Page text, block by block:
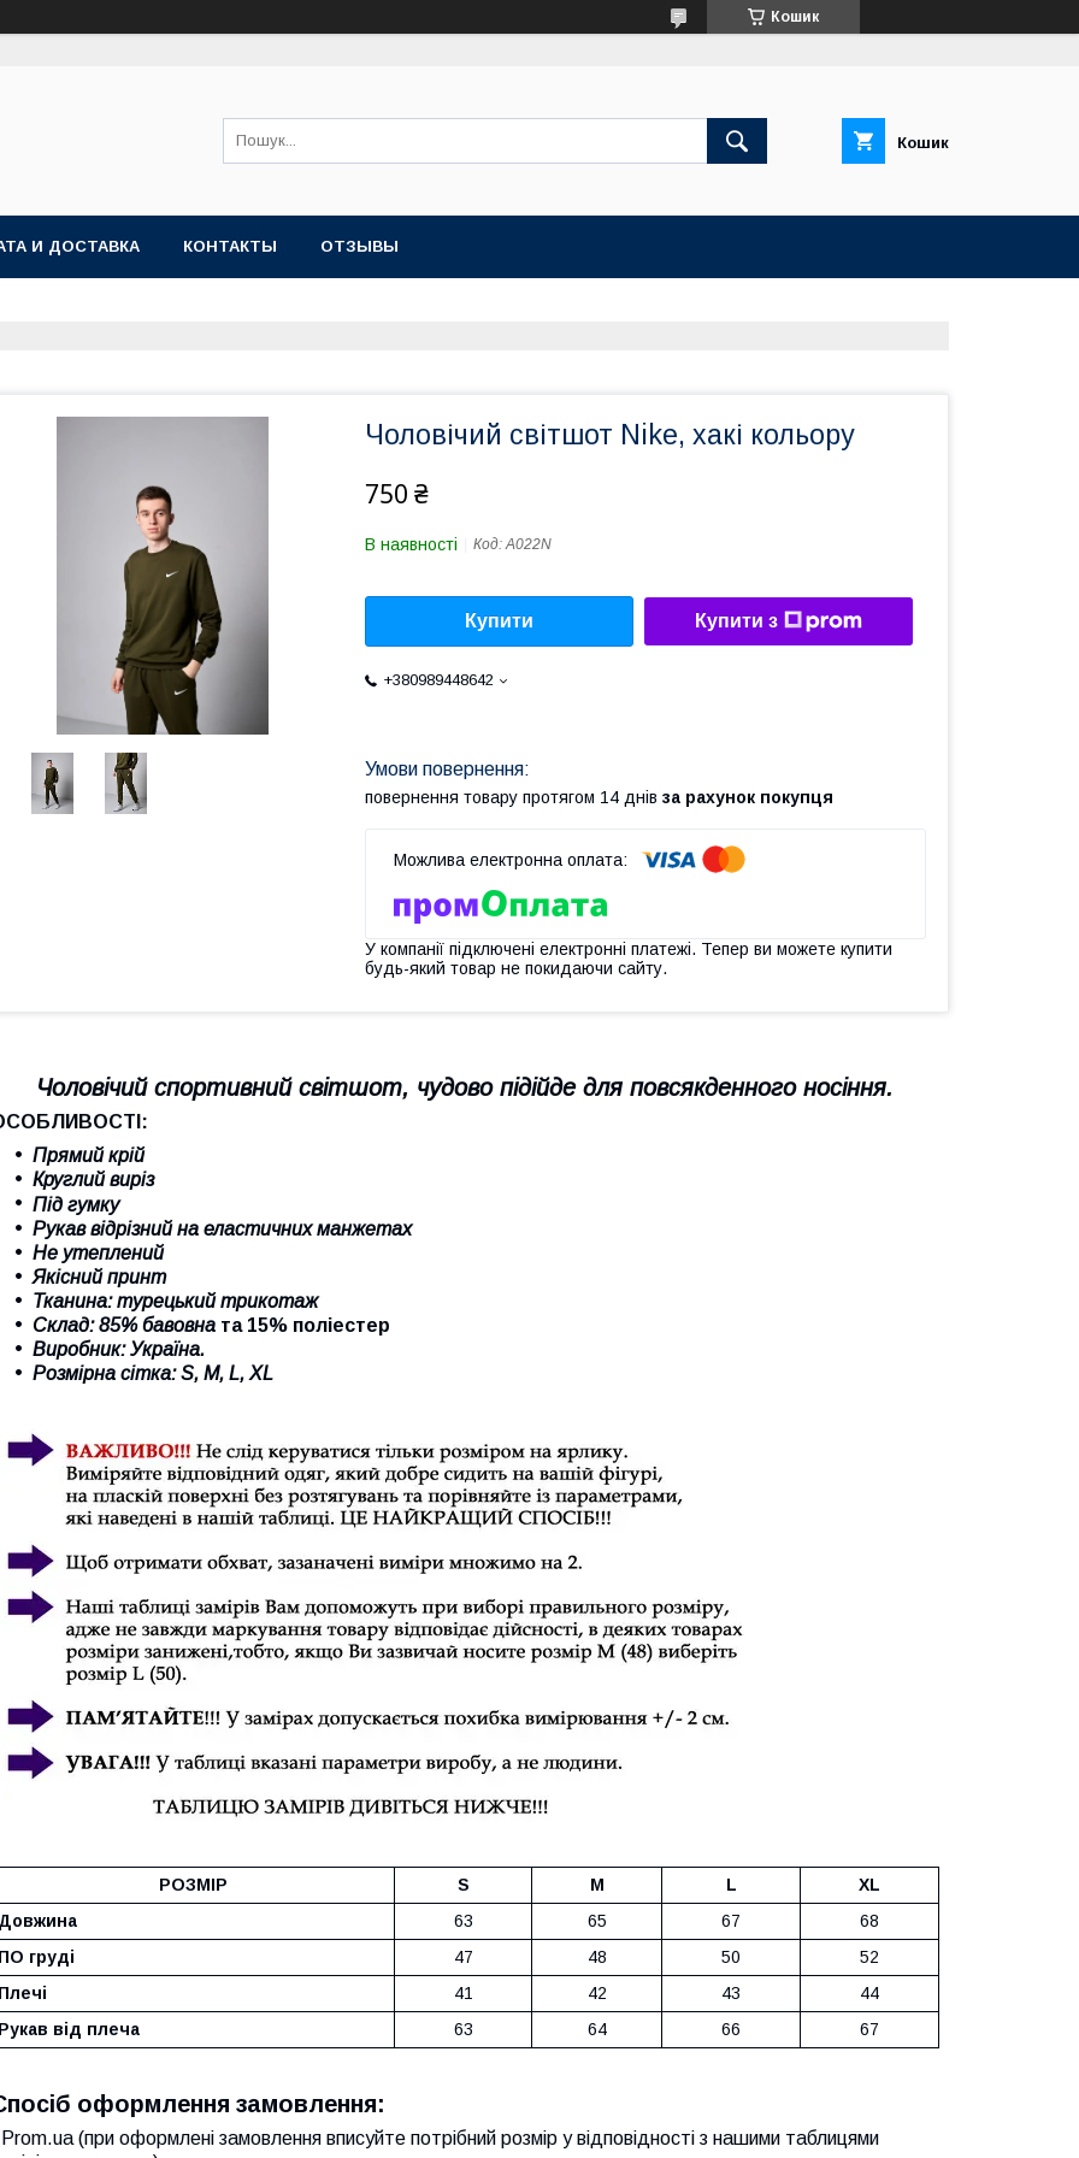
Кошик
Кошик
И ДОСТАВКА КОНТАКТЫ ОТЗЫВЫ
Чоловічий світшот Nike, хакі кольору
750 ₴
В наявності Код:А022N
Купити Купити з
+380989448642
повернення товару протягом 14 днів за рахунок покупця
У компанії підключені електронні платежі. Тепер ви можете купити
будь-який товар не покидаючи сайту.
Чоловічий спортивний світшот, чудово підійде для повсякденного носіння.
Прямий крій
Круглий виріз
Під гумку
Рукав відрізний на еластичних манжетах
Не утеплений
Якісний принт
Тканина: турецький трикотаж
Склад: 85% бавовна та 15% поліестер
Виробник: Україна.
Розмірна сітка: S, M, L, XL
РОЗМІР S M L
XL
63 65 67
68
груді
47 48 50
52
41 42 43
44
від плеча
63 64 66 67
оформлення замовлення:
Prom.ua (при оформлені замовлення вписуйте потрібний розмір у відповідності з нашими таблицями